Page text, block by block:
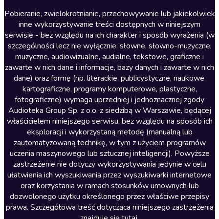
Literatura anglojęzyczna
Literatura faktu
Literatura obyczajowa
Literatura piękna obca
Literatura piękna polska
Nagrania relaksacyjne
Nauka języków
Nauki humanistyczne
Podcasty i audycje
Polityka
Prasa
Religia
Romans
Pobieranie, zwielokrotnianie, przechowywanie lub jakiekolwiek
inne wykorzystywanie treści dostępnych w niniejszym
serwisie - bez względu na ich charakter i sposób wyrażenia (w
szczególności lecz nie wyłącznie: słowne, słowno-muzyczne,
muzyczne, audiowizualne, audialne, tekstowe, graficzne i
zawarte w nich dane i informacje, bazy danych i zawarte w nich
dane) oraz formę (np. literackie, publicystyczne, naukowe,
kartograficzne, programy komputerowe, plastyczne,
fotograficzne) wymaga uprzedniej i jednoznacznej zgody
Audioteka Group Sp. z o.o. z siedzibą w Warszawie, będącej
właścicielem niniejszego serwisu, bez względu na sposób ich
eksploracji i wykorzystaną metodę (manualną lub
zautomatyzowaną technikę, w tym z użyciem programów
uczenia maszynowego lub sztucznej inteligencji). Powyższe
zastrzeżenie nie dotyczy wykorzystywania jedynie w celu
ułatwienia ich wyszukiwania przez wyszukiwarki internetowe
oraz korzystania w ramach stosunków umownych lub
dozwolonego użytku określonego przez właściwe przepisy
prawa. Szczegółowa treść dotycząca niniejszego zastrzeżenia